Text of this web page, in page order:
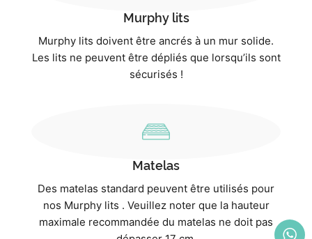
Murphy lits
Murphy lits doivent être ancrés à un mur solide.
Les lits ne peuvent être dépliés que lorsqu’ils sont
sécurisés !
Matelas
Des matelas standard peuvent être utilisés pour
nos Murphy lits . Veuillez noter que la hauteur
maximale recommandée du matelas ne doit pas